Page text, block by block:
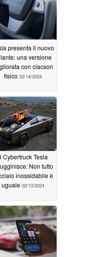
presenta il nuovo
una versione
con clacson
fisico 02/14/2024
Cybertruck Tesla
Non tutto
inossidabile è
uguale 02/13/2024